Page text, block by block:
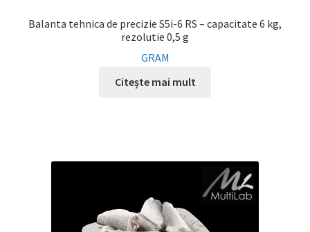
Balanta tehnica de precizie S5i-6 RS – capacitate 6 kg,
rezolutie 0,5 g
GRAM
Citește mai mult